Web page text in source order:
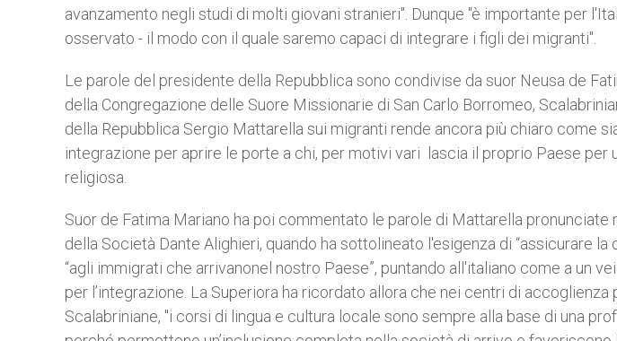
avanzamento negli studi di molti giovani stranieri". Dunque "è importante per
osservato - il modo con il quale saremo capaci di integrare i figli dei migranti".
Le parole del presidente della Repubblica sono condivise da suor Neusa de
della Congregazione delle Suore Missionarie di San Carlo Borromeo,
della Repubblica Sergio Mattarella sui migranti rende ancora più chiaro come
integrazione per aprire le porte a chi, per motivi vari lascia il proprio Paese per
religiosa.
Suor de Fatima Mariano ha poi commentato le parole di Mattarella
della Società Dante Alighieri, quando ha sottolineato l'esigenza di “assicurare la
“agli immigrati che arrivanonel nostro Paese”, puntando all'italiano come a un
per l’integrazione. La Superiora ha ricordato allora che nei centri di
Scalabriniane, "i corsi di lingua e cultura locale sono sempre alla base di una